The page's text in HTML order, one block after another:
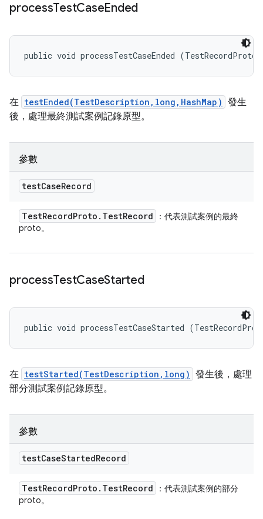
processTestCaseEnded
public void processTestCaseEnded
在 testEnded(TestDescription,long,HashMap) 發生
後，處理最終測試案例記錄原型。
參數
testCaseRecord
TestRecordProto . TestRecord
：代表測試案例的最終
proto。
processTestCaseStarted
public void processTestCaseStarted
在 testStarted(TestDescription,long) 發生後，處理
部分測試案例記錄原型。
參數
testCaseStartedRecord
TestRecordProto . TestRecord
：代表測試案例的部分
proto。